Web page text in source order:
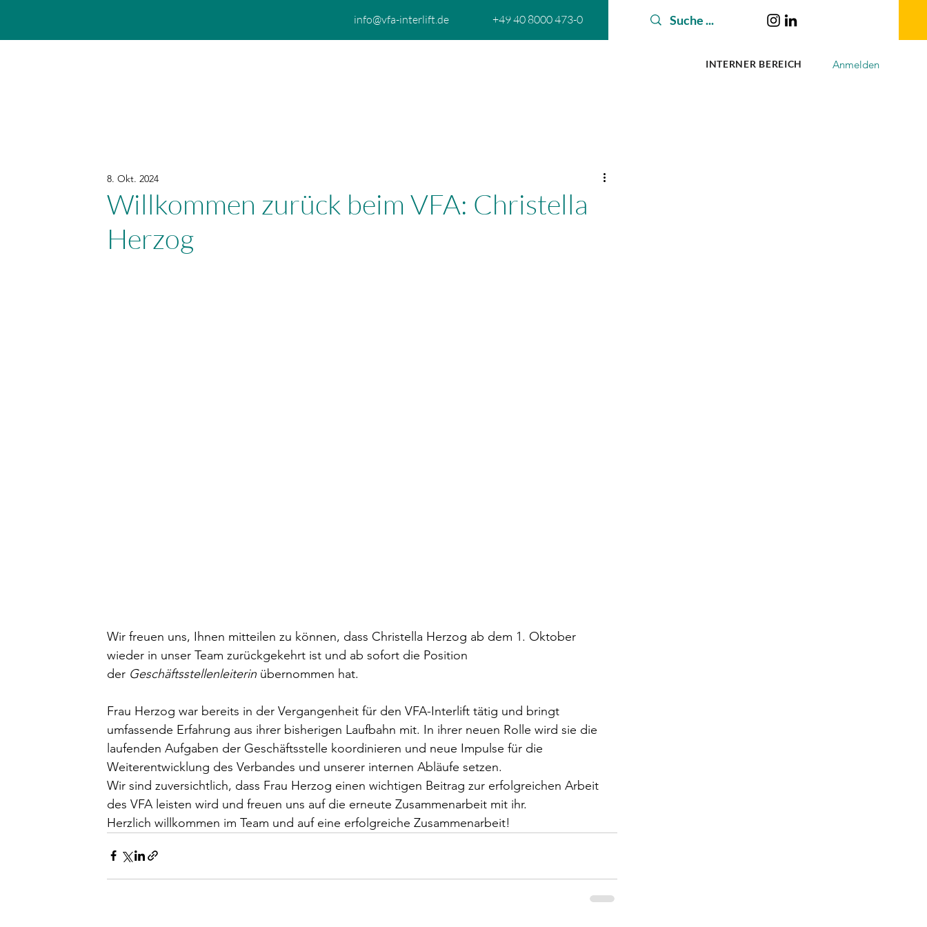
info@vfa-interlift.de +49 40 8000 473-0
INTERNER BEREICH Anmelden
Willkommen zurück beim VFA: Christella
Herzog
8. Okt. 2024
Wir freuen uns, Ihnen mitteilen zu können, dass Christella Herzog ab dem 1. Oktober
wieder in unser Team zurückgekehrt ist und ab sofort die Position
der Geschäftsstellenleiterin übernommen hat.
Frau Herzog war bereits in der Vergangenheit für den VFA-Interlift tätig und bringt
umfassende Erfahrung aus ihrer bisherigen Laufbahn mit. In ihrer neuen Rolle wird sie die
laufenden Aufgaben der Geschäftsstelle koordinieren und neue Impulse für die
Weiterentwicklung des Verbandes und unserer internen Abläufe setzen.
Wir sind zuversichtlich, dass Frau Herzog einen wichtigen Beitrag zur erfolgreichen Arbeit
des VFA leisten wird und freuen uns auf die erneute Zusammenarbeit mit ihr.
Herzlich willkommen im Team und auf eine erfolgreiche Zusammenarbeit!